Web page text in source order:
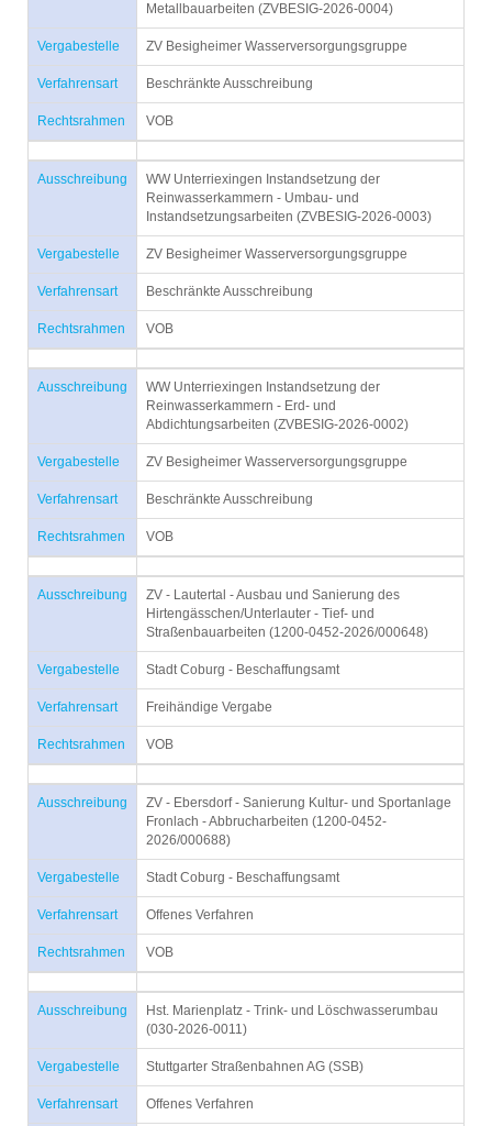
Metallbauarbeiten (ZVBESIG-2026-0004)
Vergabestelle ZV Besigheimer Wasserversorgungsgruppe
Verfahrensart Beschränkte Ausschreibung
Rechtsrahmen VOB
Ausschreibung
WW Unterriexingen Instandsetzung der
Reinwasserkammern - Umbau- und
Instandsetzungsarbeiten (ZVBESIG-2026-0003)
Vergabestelle ZV Besigheimer Wasserversorgungsgruppe
Verfahrensart Beschränkte Ausschreibung
Rechtsrahmen VOB
Ausschreibung
WW Unterriexingen Instandsetzung der
Reinwasserkammern - Erd- und
Abdichtungsarbeiten (ZVBESIG-2026-0002)
Vergabestelle ZV Besigheimer Wasserversorgungsgruppe
Verfahrensart Beschränkte Ausschreibung
Rechtsrahmen VOB
Ausschreibung
ZV - Lautertal - Ausbau und Sanierung des
Hirtengässchen/Unterlauter - Tief- und
Straßenbauarbeiten (1200-0452-2026/000648)
Vergabestelle Stadt Coburg - Beschaffungsamt
Verfahrensart Freihändige Vergabe
Rechtsrahmen VOB
Ausschreibung
ZV - Ebersdorf - Sanierung Kultur- und Sportanlage
Fronlach - Abbrucharbeiten (1200-0452-
2026/000688)
Vergabestelle Stadt Coburg - Beschaffungsamt
Verfahrensart Offenes Verfahren
Rechtsrahmen VOB
Ausschreibung
Hst. Marienplatz - Trink- und Löschwasserumbau
(030-2026-0011)
Vergabestelle Stuttgarter Straßenbahnen AG (SSB)
Verfahrensart Offenes Verfahren